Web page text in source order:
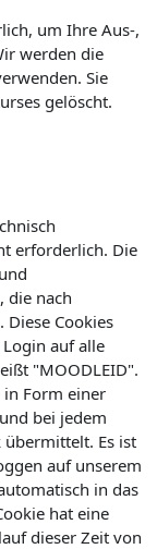
um Ihre Aus-,
werden die
Sie
gelöscht.
erforderlich. Die
die nach
Cookies
auf alle
"MOODLEID".
Form einer
bei jedem
übermittelt. Es ist
auf unserem
in das
hat eine
dieser Zeit von